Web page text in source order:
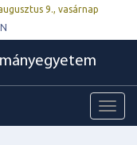
9., vasárnap